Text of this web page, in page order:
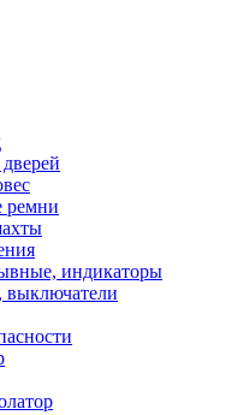
ремни
индикаторы
выключатели